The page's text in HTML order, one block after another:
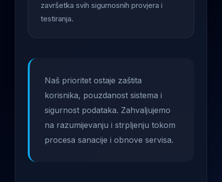
završetka svih sigurnosnih provjera i
testiranja.
Naš prioritet ostaje zaštita
korisnika, pouzdanost sistema i
sigurnost podataka. Zahvaljujemo
na razumijevanju i strpljenju tokom
procesa sanacije i obnove servisa.